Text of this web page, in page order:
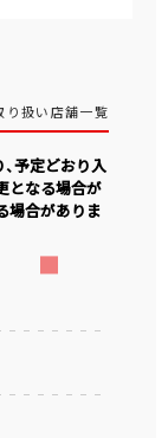
り扱い店舗一覧
予定どおり入
となる場合が
場合がありま